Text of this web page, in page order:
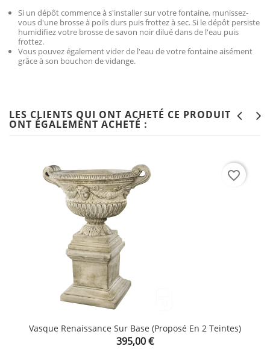
Si un dépôt commence à s'installer sur votre fontaine, munissez-
vous d'une brosse à poils durs puis frottez à sec. Si le dépôt persiste
humidifiez votre brosse de savon noir dilué dans de l'eau puis
frottez.
Vous pouvez également vider de l'eau de votre fontaine aisément
grâce à son bouchon de vidange.
LES CLIENTS QUI ONT ACHETÉ CE PRODUIT
ONT ÉGALEMENT ACHETÉ :
Vasque Renaissance Sur Base (proposé En 2 Teintes)
Prix
395,00 €
favorite_border